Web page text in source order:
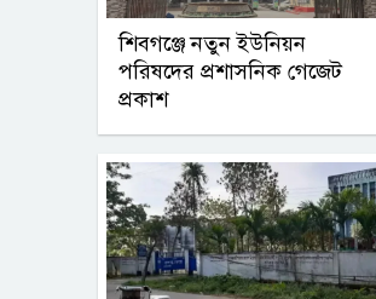
শিবগঞ্জে নতুন ইউনিয়ন
পরিষদের প্রশাসনিক গেজেট
প্রকাশ